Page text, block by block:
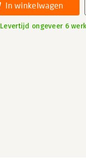
In winkelwagen
Levertijd ongeveer 6